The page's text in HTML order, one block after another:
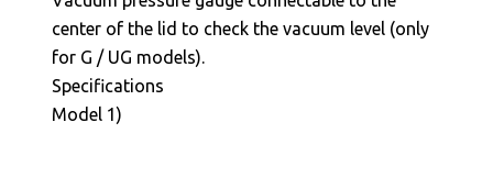
center of the lid to check the vacuum level (only
for G / UG models).
Specifications
Model 1)